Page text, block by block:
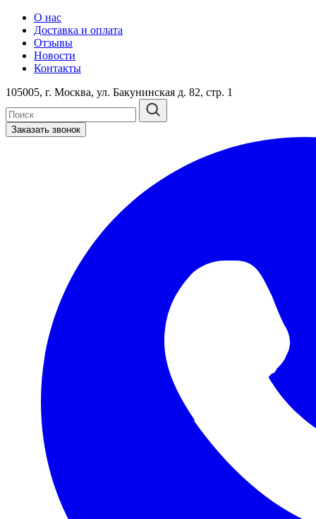
О нас
Доставка и оплата
Отзывы
Новости
Контакты
105005, г. Москва, ул. Бакунинская д. 82, стр. 1
Заказать звонок